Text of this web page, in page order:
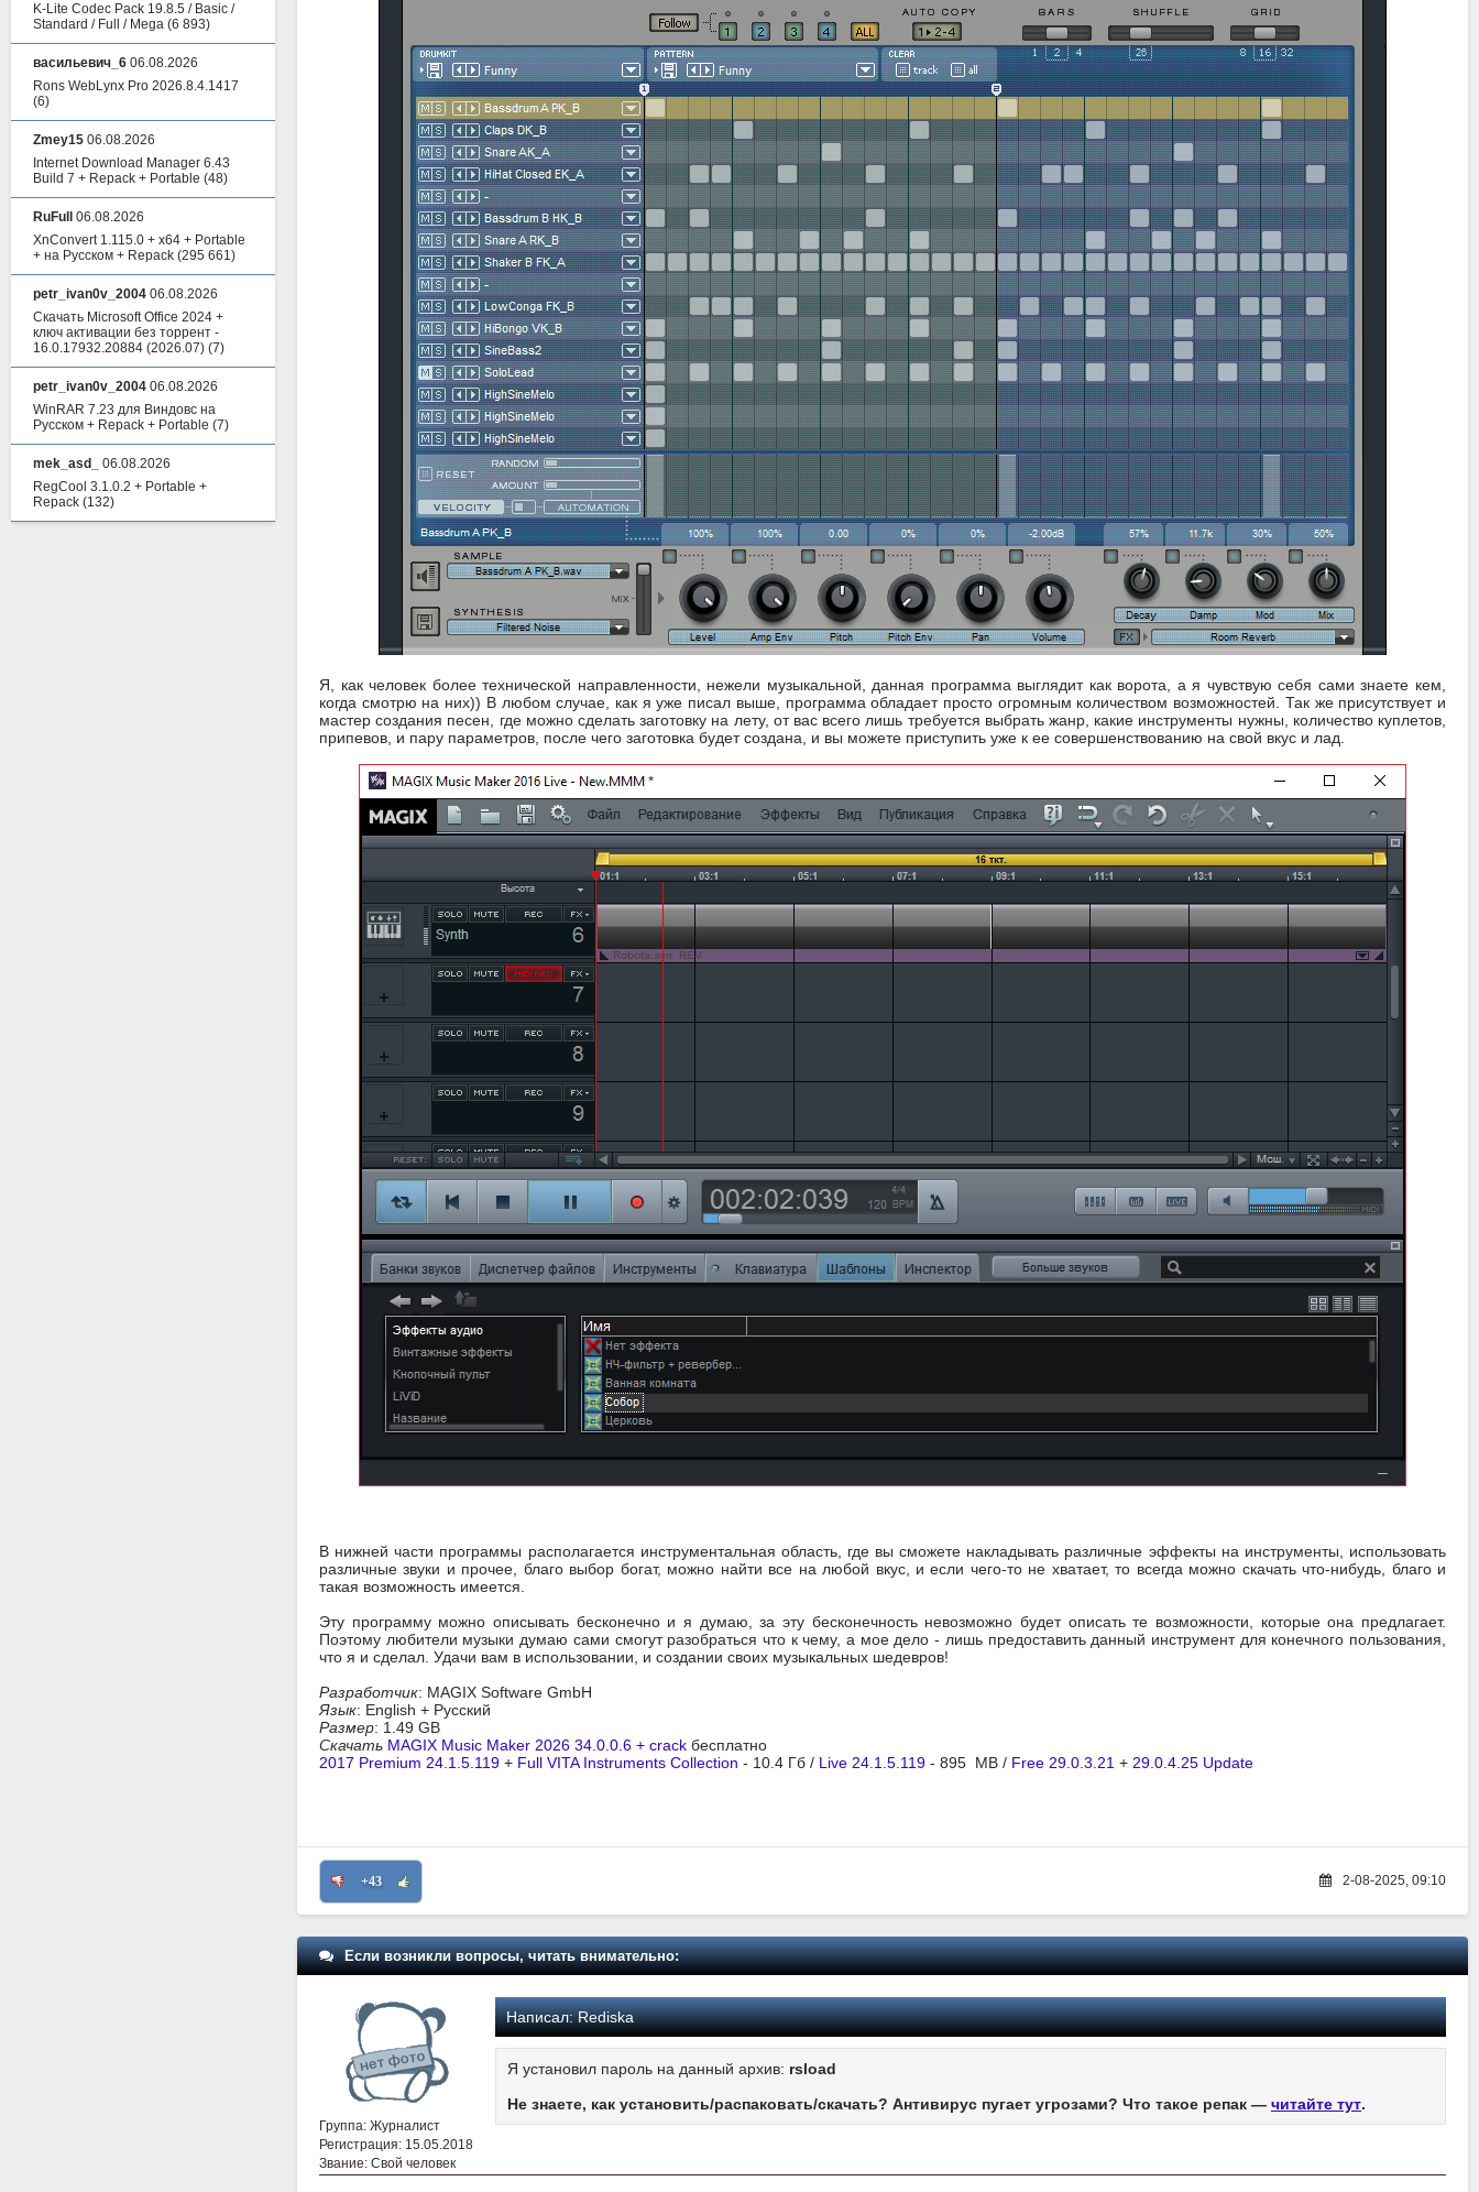
Я, как человек более технической направленности, нежели музыкальной, данная программа выглядит как ворота, а я чувствую себя сами знаете кем,
когда смотрю на них)) В любом случае, как я уже писал выше, программа обладает просто огромным количеством возможностей. Так же присутствует и
мастер создания песен, где можно сделать заготовку на лету, от вас всего лишь требуется выбрать жанр, какие инструменты нужны, количество куплетов,
припевов, и пару параметров, после чего заготовка будет создана, и вы можете приступить уже к ее совершенствованию на свой вкус и лад.
В нижней части программы располагается инструментальная область, где вы сможете накладывать различные эффекты на инструменты, использовать
различные звуки и прочее, благо выбор богат, можно найти все на любой вкус, и если чего-то не хватает, то всегда можно скачать что-нибудь, благо и
такая возможность имеется.
Эту программу можно описывать бесконечно и я думаю, за эту бесконечность невозможно будет описать те возможности, которые она предлагает.
Поэтому любители музыки думаю сами смогут разобраться что к чему, а мое дело - лишь предоставить данный инструмент для конечного пользования,
что я и сделал. Удачи вам в использовании, и создании своих музыкальных шедевров!
Разработчик: MAGIX Software GmbH
Язык: English + Русский
Размер: 1.49 GB
Скачать MAGIX Music Maker 2026 34.0.0.6 + crack бесплатно
2017 Premium 24.1.5.119 + Full VITA Instruments Collection - 10.4 Гб / Live 24.1.5.119 - 895 MB / Free 29.0.3.21 + 29.0.4.25 Update
+43 2-08-2025, 09:10
Если возникли вопросы, читать внимательно:
Группа: Журналист
Регистрация: 15.05.2018
Звание: Свой человек
Написал:Rediska
Я установил пароль на данный архив: rsload
Не знаете, как установить/распаковать/скачать? Антивирус пугает угрозами? Что такое репак — читайте тут.
K-Lite Codec Pack 19.8.5 / Basic /
Standard / Full / Mega (6 893)
васильевич_6 06.08.2026
Rons WebLynx Pro 2026.8.4.1417
(6)
Zmey15 06.08.2026
Internet Download Manager 6.43
Build 7 + Repack + Portable (48)
RuFull
06.08.2026
XnConvert 1.115.0 + x64 + Portable
+ на Русском + Repack (295 661)
petr_ivan0v_2004 06.08.2026
Скачать Microsoft Office 2024 +
ключ активации без торрент -
16.0.17932.20884 (2026.07) (7)
petr_ivan0v_2004 06.08.2026
WinRAR 7.23 для Виндовс на
Русском + Repack + Portable (7)
mek_asd_
06.08.2026
RegCool 3.1.0.2 + Portable +
Repack (132)